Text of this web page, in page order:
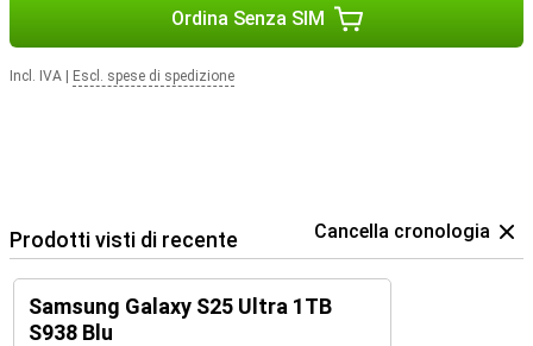
Ordina Senza SIM
Incl. IVA Escl. spese di spedizione
Prodotti visti di recente Cancella cronologia
Samsung Galaxy S25 Ultra 1TB
S938 Blu